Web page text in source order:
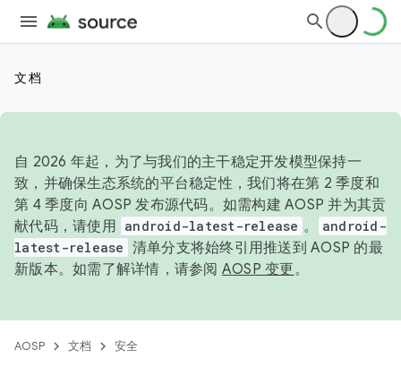
文档
自 2026 年起，为了与我们的主干稳定开发模型保持一
致，并确保生态系统的平台稳定性，我们将在第 2 季度和
第 4 季度向 AOSP 发布源代码。如需构建 AOSP 并为其贡
献代码，请使用 android-latest-release 。
android-
latest-release 清单分支将始终引用推送到 AOSP 的最
新版本。如需了解详情，请参阅 AOSP 变更。
AOSP 文档 安全